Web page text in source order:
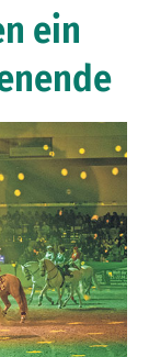
ein